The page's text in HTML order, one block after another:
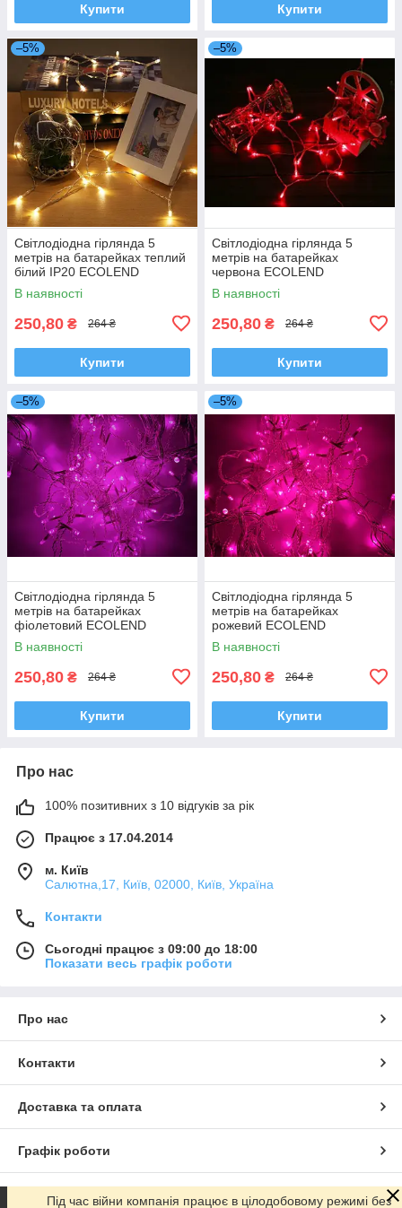
Купити Купити
–5%
Світлодіодна гірлянда 5
метрів на батарейках теплий
білий IP20 ECOLEND
В наявності
250,80 ₴ 264 ₴
Купити
–5%
Світлодіодна гірлянда 5
метрів на батарейках
червона ECOLEND
В наявності
250,80 ₴ 264 ₴
Купити
–5%
Світлодіодна гірлянда 5
метрів на батарейках
фіолетовий ECOLEND
В наявності
250,80 ₴ 264 ₴
Купити
–5%
Світлодіодна гірлянда 5
метрів на батарейках
рожевий ECOLEND
В наявності
250,80 ₴ 264 ₴
Купити
Про нас
100% позитивних з 10 відгуків за рік
Працює з 17.04.2014
м. Київ
Салютна,17, Київ, 02000, Київ, Україна
Контакти
Сьогодні працює з 09:00 до 18:00
Показати весь графік роботи
Про нас
Контакти
Доставка та оплата
Графік роботи
Повна версія сайту
Під час війни компанія працює в цілодобовому режимі без